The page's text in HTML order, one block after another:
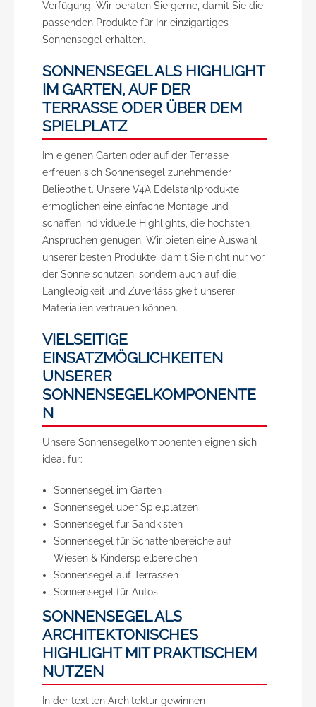
Verfügung. Wir beraten Sie gerne, damit Sie die
passenden Produkte für Ihr einzigartiges
Sonnensegel erhalten.
SONNENSEGEL ALS HIGHLIGHT
IM GARTEN, AUF DER
TERRASSE ODER ÜBER DEM
SPIELPLATZ
Im eigenen Garten oder auf der Terrasse
erfreuen sich Sonnensegel zunehmender
Beliebtheit. Unsere V4A Edelstahlprodukte
ermöglichen eine einfache Montage und
schaffen individuelle Highlights, die höchsten
Ansprüchen genügen. Wir bieten eine Auswahl
unserer besten Produkte, damit Sie nicht nur vor
der Sonne schützen, sondern auch auf die
Langlebigkeit und Zuverlässigkeit unserer
Materialien vertrauen können.
VIELSEITIGE
EINSATZMÖGLICHKEITEN
UNSERER
SONNENSEGELKOMPONENTE
N
Unsere Sonnensegelkomponenten eignen sich
ideal für:
Sonnensegel im Garten
Sonnensegel über Spielplätzen
Sonnensegel für Sandkisten
Sonnensegel für Schattenbereiche auf
Wiesen & Kinderspielbereichen
Sonnensegel auf Terrassen
Sonnensegel für Autos
SONNENSEGEL ALS
ARCHITEKTONISCHES
HIGHLIGHT MIT PRAKTISCHEM
NUTZEN
In der textilen Architektur gewinnen